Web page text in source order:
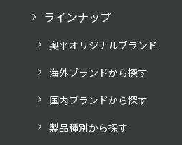
ラインナップ
奥平オリジナルブランド
海外ブランドから探す
国内ブランドから探す
製品種別から探す